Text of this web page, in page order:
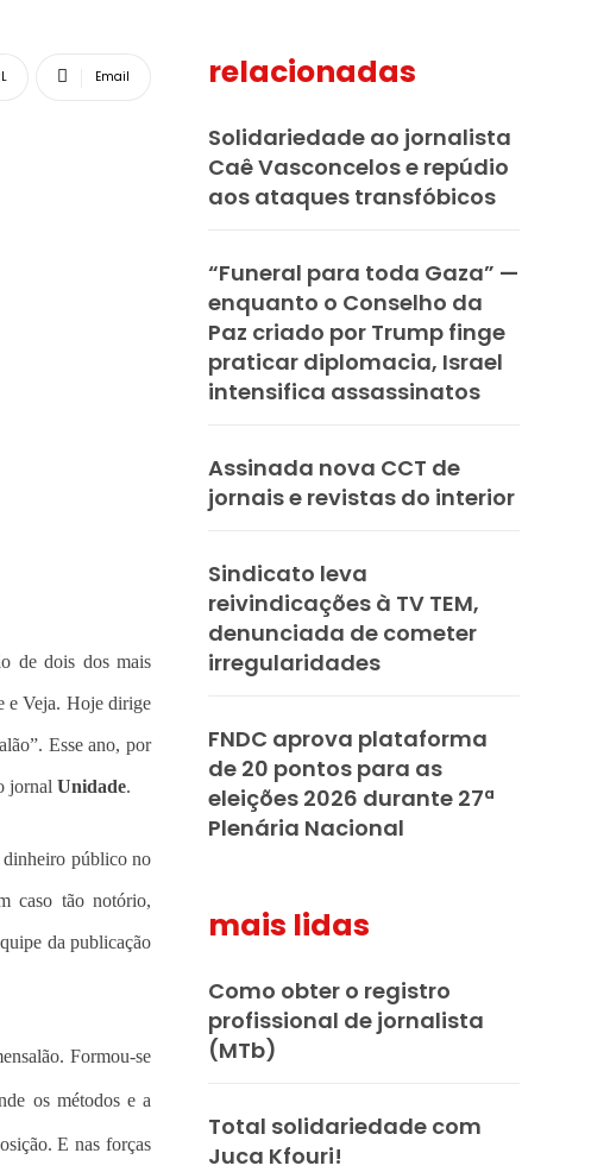
Email
de dois dos mais
e Veja. Hoje dirige
Esse ano, por
jornal Unidade.
dinheiro público no
caso tão notório,
da publicação
Formou-se
os métodos e a
E nas forças
relacionadas
Solidariedade ao jornalista
Caê Vasconcelos e repúdio
aos ataques transfóbicos
“Funeral para toda Gaza” —
enquanto o Conselho da
Paz criado por Trump finge
praticar diplomacia, Israel
intensifica assassinatos
Assinada nova CCT de
jornais e revistas do interior
Sindicato leva
reivindicações à TV TEM,
denunciada de cometer
irregularidades
FNDC aprova plataforma
de 20 pontos para as
eleições 2026 durante 27ª
Plenária Nacional
mais lidas
Como obter o registro
profissional de jornalista
(MTb)
Total solidariedade com
Juca Kfouri!